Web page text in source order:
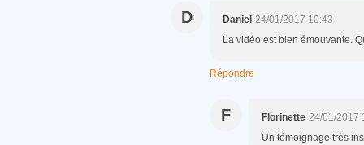
D Daniel 24/01/2017 10:43
La vidéo est bien émouvante.
Répondre
F Florinette 24/01/2017
Un témoignage très